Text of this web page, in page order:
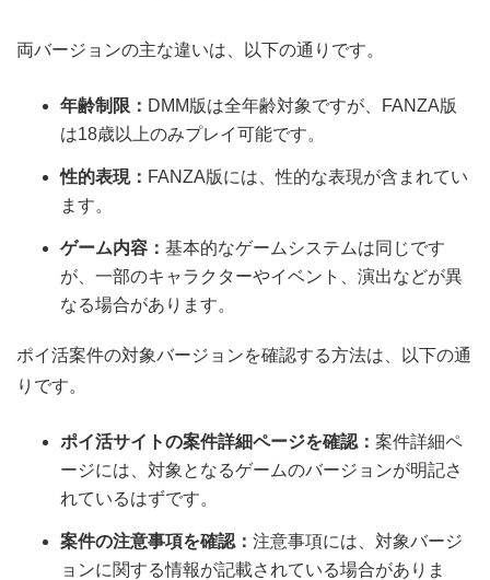
両バージョンの主な違いは、以下の通りです。
年齢制限： DMM版は全年齢対象ですが、FANZA版
は18歳以上のみプレイ可能です。
性的表現： FANZA版には、性的な表現が含まれてい
ます。
ゲーム内容： 基本的なゲームシステムは同じです
が、一部のキャラクターやイベント、演出などが異
なる場合があります。
ポイ活案件の対象バージョンを確認する方法は、以下の通
りです。
ポイ活サイトの案件詳細ページを確認： 案件詳細ペ
ージには、対象となるゲームのバージョンが明記さ
れているはずです。
案件の注意事項を確認： 注意事項には、対象バージ
ョンに関する情報が記載されている場合がありま